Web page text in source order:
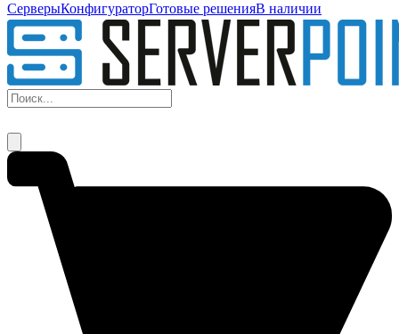
СерверыКонфигураторГотовые решенияВ наличии